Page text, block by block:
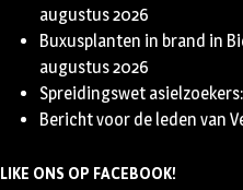
augustus 2026
Buxusplanten in brand in
augustus 2026
Spreidingswet
Bericht voor de leden van
LIKE ONS OP FACEBOOK!